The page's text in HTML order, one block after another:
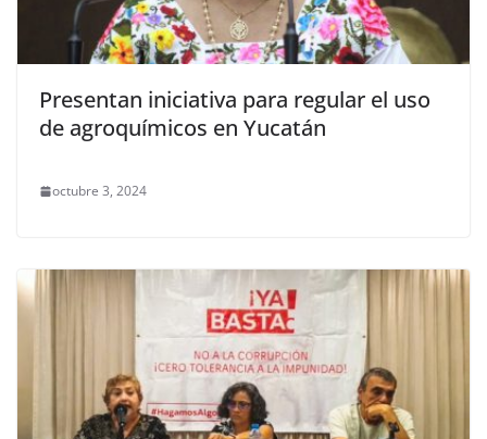
Presentan iniciativa para regular el uso
de agroquímicos en Yucatán
octubre 3, 2024